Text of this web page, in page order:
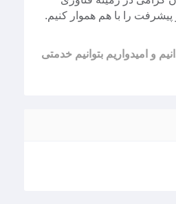
و امیدواریم بتوانیم خدمتی